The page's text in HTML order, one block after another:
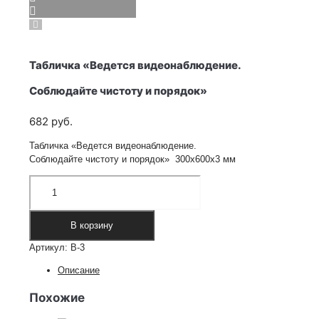
Табличка «Ведется видеонаблюдение.
Соблюдайте чистоту и порядок»
682 руб.
Табличка «Ведется видеонаблюдение.
Соблюдайте чистоту и порядок» 300х600х3 мм
товара
Табличка
Соблюдайте
В корзину
Артикул: В-3
Описание
Похожие